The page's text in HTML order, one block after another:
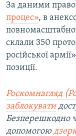
За даними
процес», в
склали 350
російської
позиції.
Роскомнагляд
заблокувати
Безперешкодно
допомогою